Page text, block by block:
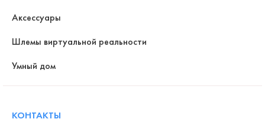
Аксессуары
Шлемы виртуальной реальности
Умный дом
КОНТАКТЫ